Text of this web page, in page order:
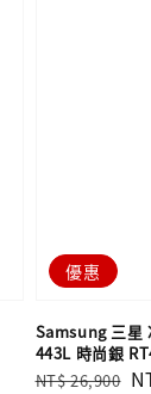
優惠
Samsung 三星
443L 時尚銀
Regular
NT$ 26,900